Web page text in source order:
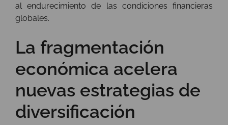
al endurecimiento de las condiciones financieras
globales.
La fragmentación
económica acelera
nuevas estrategias de
diversificación